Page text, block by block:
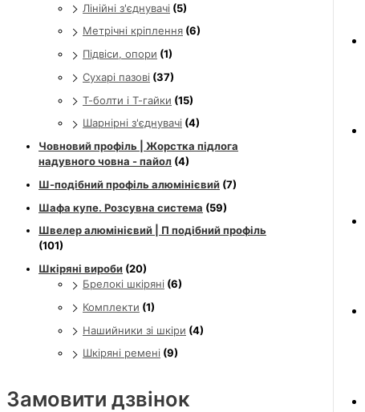
Лінійні з'єднувачі (5)
Метрічні кріплення (6)
Підвіси, опори (1)
Сухарі пазові (37)
Т-болти і Т-гайки (15)
Шарнірні з'єднувачі (4)
Човновий профіль | Жорстка підлога
надувного човна - пайол (4)
Ш-подібний профіль алюмінієвий (7)
Шафа купе. Розсувна система (59)
Швелер алюмінієвий | П подібний профіль
(101)
Шкіряні вироби (20)
Брелокі шкіряні (6)
Комплекти (1)
Нашийники зі шкіри (4)
Шкіряні ремені (9)
Замовити дзвінок